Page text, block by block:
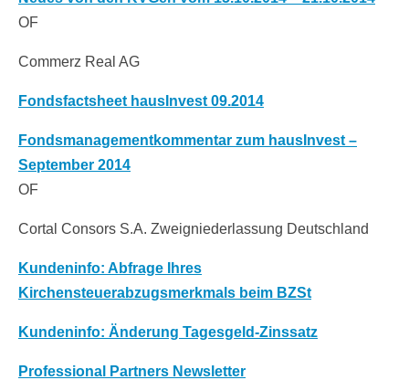
OF
Commerz Real AG
Fondsfactsheet hausInvest 09.2014
Fondsmanagementkommentar zum hausInvest –
September 2014
OF
Cortal Consors S.A. Zweigniederlassung Deutschland
Kundeninfo: Abfrage Ihres
Kirchensteuerabzugsmerkmals beim BZSt
Kundeninfo: Änderung Tagesgeld-Zinssatz
Professional Partners Newsletter